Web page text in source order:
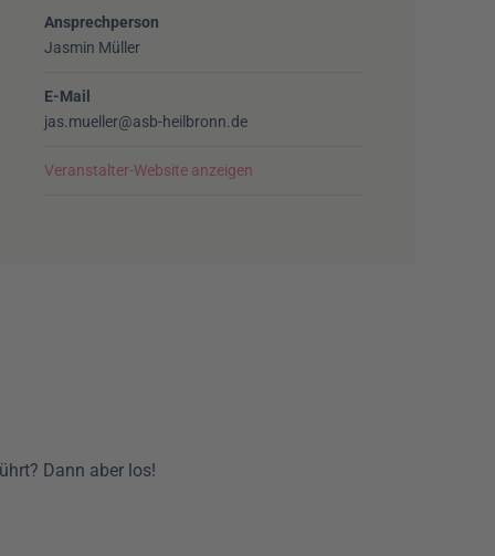
Ansprechperson
Jasmin Müller
E-Mail
jas.mueller@asb-heilbronn.de
Veranstalter-Website anzeigen
Dann aber los!